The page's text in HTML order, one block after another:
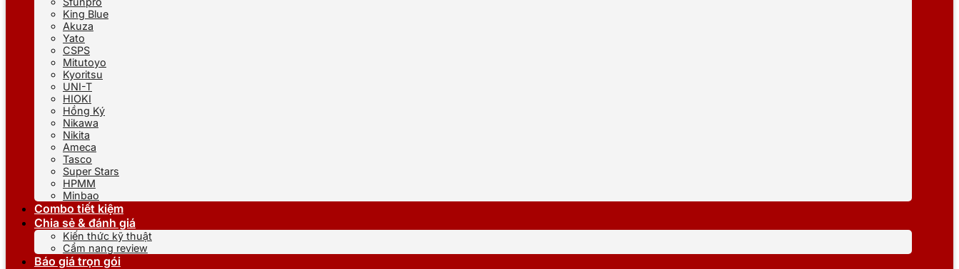
King Blue
Akuza
Yato
CSPS
Mitutoyo
Kyoritsu
UNI-T
HIOKI
Hồng Ký
Nikawa
Nikita
Ameca
Tasco
Super Stars
HPMM
Minbao
Combo tiết kiệm
Chia sẻ & đánh giá
Kiến thức kỹ thuật
Cẩm nang review
Báo giá trọn gói